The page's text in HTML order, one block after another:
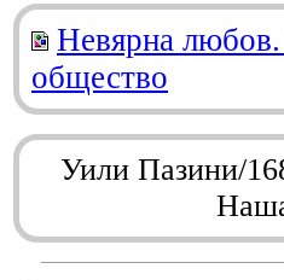
Невярна любов.
общество
Уили Пазини/